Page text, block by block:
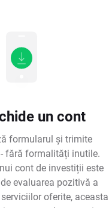
un cont
formularul și trimite
fără formalități inutile.
cont de investiții este
evaluarea pozitivă a
oferite, aceasta